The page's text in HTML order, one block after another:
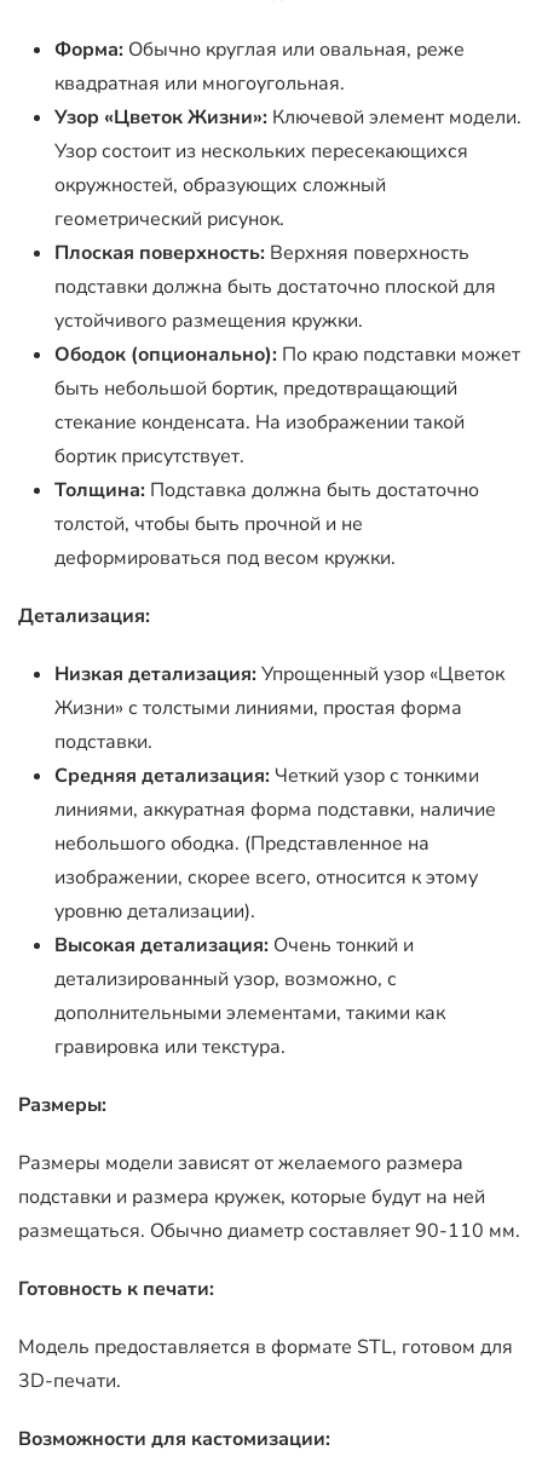
Форма: Обычно круглая или овальная, реже
квадратная или многоугольная.
Узор «Цветок Жизни»: Ключевой элемент модели.
Узор состоит из нескольких пересекающихся
окружностей, образующих сложный
геометрический рисунок.
Плоская поверхность: Верхняя поверхность
подставки должна быть достаточно плоской для
устойчивого размещения кружки.
Ободок (опционально): По краю подставки может
быть небольшой бортик, предотвращающий
стекание конденсата. На изображении такой
бортик присутствует.
Толщина: Подставка должна быть достаточно
толстой, чтобы быть прочной и не
деформироваться под весом кружки.
Детализация:
Низкая детализация:Упрощенный узор «Цветок
Жизни» с толстыми линиями, простая форма
подставки.
Средняя детализация: Четкий узор с тонкими
линиями, аккуратная форма подставки, наличие
небольшого ободка. (Представленное на
изображении, скорее всего, относится к этому
уровню детализации).
Высокая детализация: Очень тонкий и
детализированный узор, возможно, с
дополнительными элементами, такими как
гравировка или текстура.
Размеры:
Размеры модели зависят от желаемого размера
подставки и размера кружек, которые будут на ней
размещаться. Обычно диаметр составляет 90-110 мм.
Готовность к печати:
Модель предоставляется в формате STL, готовом для
3D-печати.
Возможности для кастомизации: